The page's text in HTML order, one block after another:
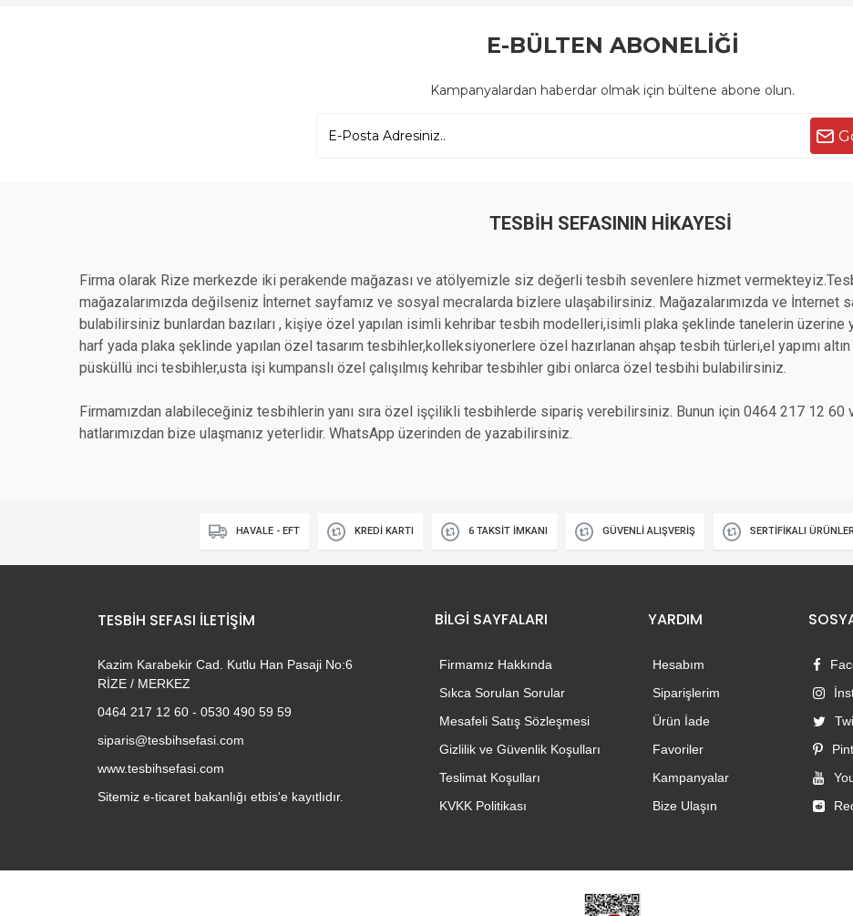
E-BÜLTEN ABONELİĞİ
Kampanyalardan haberdar olmak için bültene abone olun.
TESBIH SEFASININ HIKAYESI
Firma olarak Rize merkezde iki perakende mağazası ve atölyemizle siz değerli tesbih sevenlere hizmet
mağazalarımızda değilseniz İnternet sayfamız ve sosyal mecralarda bizlere ulaşabilirsiniz. Mağazalarımızda ve İnternet
bulabilirsiniz bunlardan bazıları , kişiye özel yapılan isimli kehribar tesbih modelleri,isimli plaka şeklinde tanelerin üzerine
harf yada plaka şeklinde yapılan özel tasarım tesbihler,kolleksiyonerlere özel hazırlanan ahşap tesbih türleri,el yapımı
püsküllü inci tesbihler,usta işi kumpanslı özel çalışılmış kehribar tesbihler gibi onlarca özel tesbihi bulabilirsiniz.
Firmamızdan alabileceğiniz tesbihlerin yanı sıra özel işçilikli tesbihlerde sipariş verebilirsiniz. Bunun için 0464 217 12 60
hatlarımızdan bize ulaşmanız yeterlidir. WhatsApp üzerinden de yazabilirsiniz.
HAVALE - EFT KREDİ KARTI 6 TAKSİT İMKANI GÜVENLİ ALIŞVERİŞ SERTİFİKALI
TESBIH SEFASI İLETIŞIM
Kazim Karabekir Cad. Kutlu Han Pasaji No:6
RİZE / MERKEZ
0464 217 12 60 - 0530 490 59 59
siparis@tesbihsefasi.com
www.tesbihsefasi.com
Sitemiz e-ticaret bakanlığı etbis'e kayıtlıdır.
BİLGİ SAYFALARI
Firmamız Hakkında
Sıkca Sorulan Sorular
Mesafeli Satış Sözleşmesi
Gizlilik ve Güvenlik Koşulları
Teslimat Koşulları
KVKK Politikası
YARDIM
Hesabım
Siparişlerim
Ürün İade
Favoriler
Kampanyalar
Bize Ulaşın